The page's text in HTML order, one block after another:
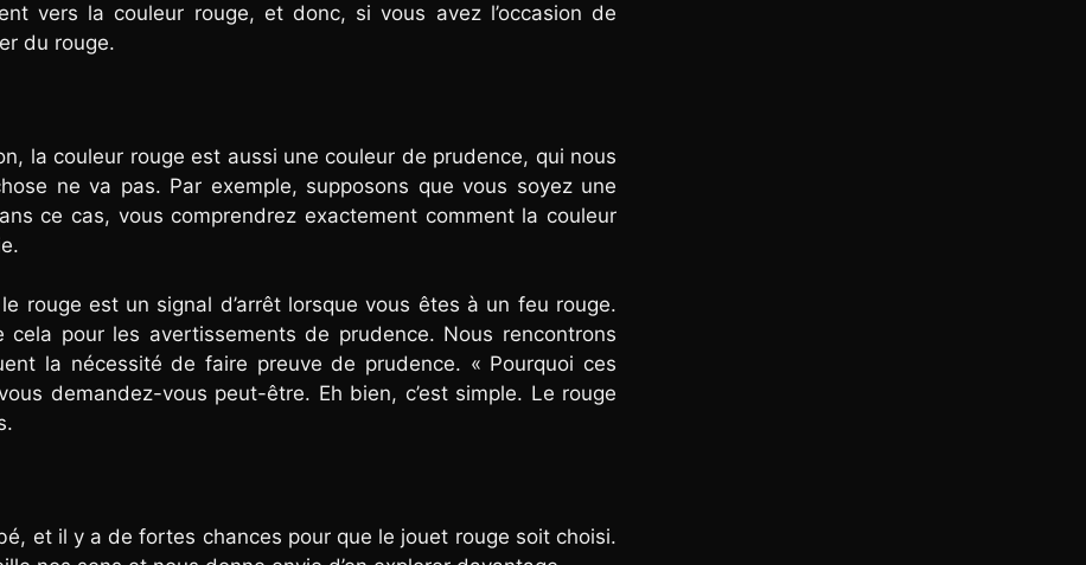
vers la couleur rouge, et donc, si vous avez l’occasion de
du rouge.
la couleur rouge est aussi une couleur de prudence, qui nous
ne va pas. Par exemple, supposons que vous soyez une
ce cas, vous comprendrez exactement comment la couleur
rouge est un signal d’arrêt lorsque vous êtes à un feu rouge.
pour les avertissements de prudence. Nous rencontrons
la nécessité de faire preuve de prudence. « Pourquoi ces
demandez-vous peut-être. Eh bien, c’est simple. Le rouge
et il y a de fortes chances pour que le jouet rouge soit choisi.